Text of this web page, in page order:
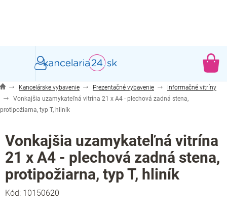
Kancelárske vybavenie Prezentačné vybavenie
Informačné vitríny
Vonkajšia uzamykateľná vitrína 21 x A4 - plechová zadná stena,
protipožiarna, typ T, hliník
Vonkajšia uzamykateľná vitrína
21 x A4 - plechová zadná stena,
protipožiarna, typ T, hliník
Kód: 10150620